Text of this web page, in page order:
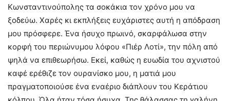
Κωνσταντινούπολης τα σοκάκια τον χρόνο μου να
ξοδεύω. Χαρές κι εκπλήξεις ευχάριστες αυτή η απόδραση
μου πρόσφερε. Ένα ήσυχο πρωινό, σκαρφάλωσα στην
κορφή του περιώνυμου λόφου «Πιέρ Λοτί», την πόλη από
ψηλά να επιθεωρήσω. Εκεί, καθώς η ευωδία του αχνιστού
καφέ ερέθιζε τον ουρανίσκο μου, η ματιά μου
πραγματοποιούσε ένα εναέριο διάπλουν του Κεράτιου